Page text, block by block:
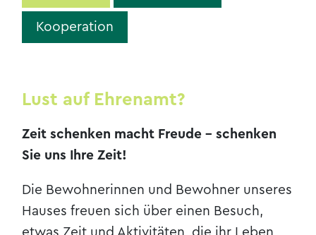
Kooperation
Lust auf Ehrenamt?
Zeit schenken macht Freude - schenken
Sie uns Ihre Zeit!
Die Bewohnerinnen und Bewohner unseres
Hauses freuen sich über einen Besuch,